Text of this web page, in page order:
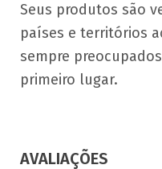
Seus produtos são
países e territórios
sempre
primeiro lugar.
AVALIAÇÕES